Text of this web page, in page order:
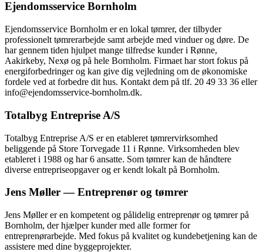
Ejendomsservice Bornholm
Ejendomsservice Bornholm er en lokal tømrer, der tilbyder
professionelt tømrerarbejde samt arbejde med vinduer og døre. De
har gennem tiden hjulpet mange tilfredse kunder i Rønne,
Aakirkeby, Nexø og på hele Bornholm. Firmaet har stort fokus på
energiforbedringer og kan give dig vejledning om de økonomiske
fordele ved at forbedre dit hus. Kontakt dem på tlf. 20 49 33 36 eller
info@ejendomsservice-bornholm.dk.
Totalbyg Entreprise A/S
Totalbyg Entreprise A/S er en etableret tømrervirksomhed
beliggende på Store Torvegade 11 i Rønne. Virksomheden blev
etableret i 1988 og har 6 ansatte. Som tømrer kan de håndtere
diverse entrepriseopgaver og er kendt lokalt på Bornholm.
Jens Møller — Entreprenør og tømrer
Jens Møller er en kompetent og pålidelig entreprenør og tømrer på
Bornholm, der hjælper kunder med alle former for
entreprenørarbejde. Med fokus på kvalitet og kundebetjening kan de
assistere med dine byggeprojekter.